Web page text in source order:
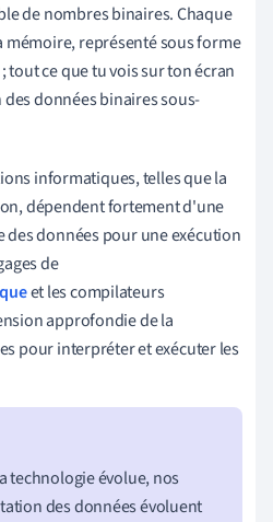
de nombres binaires. Chaque
mémoire, représenté sous forme
tout ce que tu vois sur ton écran
données binaires sous-
informatiques, telles que la
dépendent fortement d'une
données pour une exécution
de
et les compilateurs
approfondie de la
pour interpréter et exécuter les
technologie évolue, nos
des données évoluent